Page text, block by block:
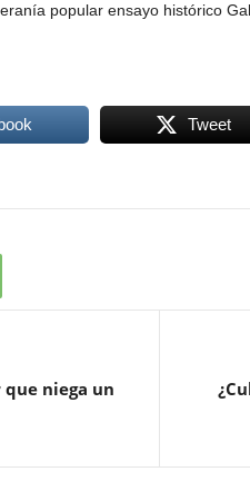
popular ensayo histórico
Tweet
niega un